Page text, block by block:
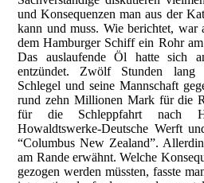
und Konsequenzen man aus der
kann und muss. Wie berichtet, war
dem Hamburger Schiff ein Rohr
Das auslaufende Öl hatte sich
entzündet. Zwölf Stunden lang
Schlegel und seine Mannschaft
rund zehn Millionen Mark für die
für die Schleppfahrt nach
Howaldtswerke-Deutsche Werft
“Columbus New Zealand”.
am Rande erwähnt. Welche
gezogen werden müssten, fasste